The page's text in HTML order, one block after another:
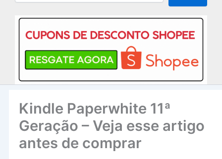
Kindle Paperwhite 11ª
Geração – Veja esse artigo
antes de comprar